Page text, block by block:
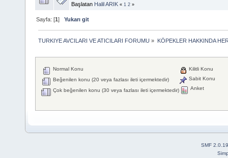
Başlatan Halil ARIK « 1 2 »
Sayfa: [1]Yukarı git
TURKIYE AVCILARI VE ATICILARI FORUMU » KÖPEKLER HAKKINDA
Normal Konu
Beğenilen konu (20 veya fazlası ileti içermektedir)
Çok beğenilen konu (30 veya fazlası ileti içermektedir)
Kilitli Konu
Sabit Konu
Anket
SMF 2.0.19